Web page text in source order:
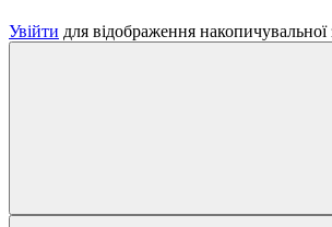
Увійти для відображення